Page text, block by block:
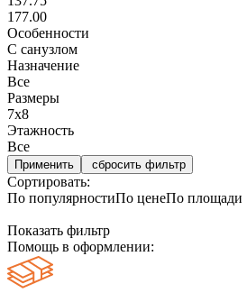
177.00
Особенности
С санузлом
Назначение
Все
Размеры
7х8
Этажность
Все
сбросить фильтр
Сортировать:
По популярностиПо ценеПо площади
Показать фильтр
Помощь в оформлении: